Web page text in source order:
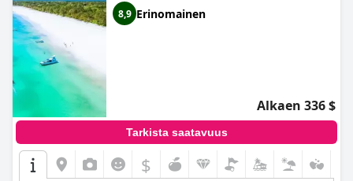
8,9 Erinomainen
Alkaen 336 $
Tarkista saatavuus
$